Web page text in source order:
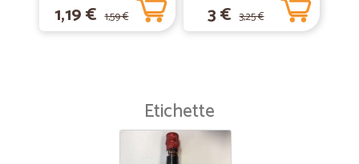
1,19 € 1,59 € 3 € 3,25 €
Etichette